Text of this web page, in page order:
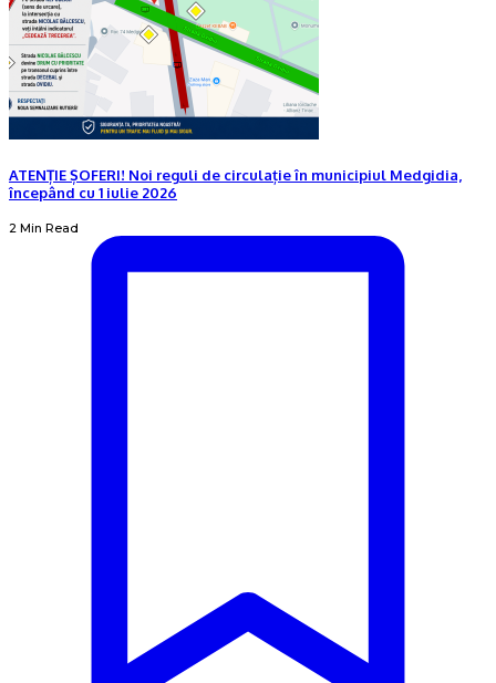
ATENȚIE ȘOFERI! Noi reguli de circulație în municipiul Medgidia,
începând cu 1 iulie 2026
2 Min Read